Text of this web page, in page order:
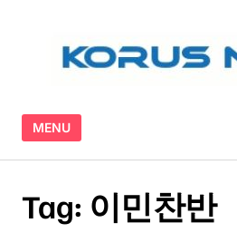
MENU
Tag: 이민찬반